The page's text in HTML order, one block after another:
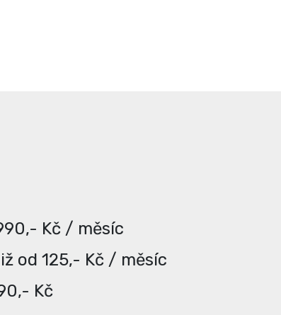
Kč / měsíc
od 125,- Kč / měsíc
Kč